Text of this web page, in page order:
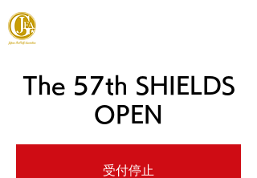
The 57th SHIELDS
OPEN
受付停止